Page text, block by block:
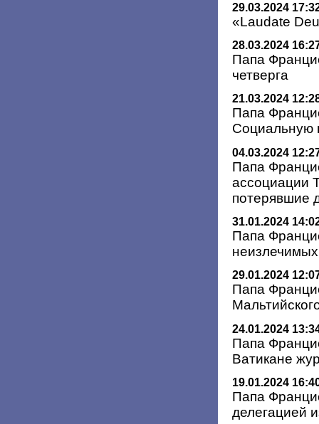
29.03.2024
«Laudate
28.03.2024
Папа
четверга
21.03.2024
Папа
Социальную
04.03.2024
Папа
ассоциации
потерявшие
31.01.2024
Папа
29.01.2024
Папа
24.01.2024
Папа
Ватикане
19.01.2024
Папа
делегацией